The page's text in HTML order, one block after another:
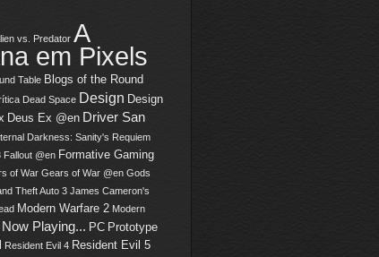
vs. Predator A
em Pixels
Table Blogs of the Round
Dead Space Design Design
Deus Ex @en Driver San
Darkness: Sanity's Requiem
Fallout @en Formative Gaming
of War Gears of War @en Gods
Theft Auto 3 James Cameron's
Modern Warfare 2 Modern
Now Playing... PC Prototype
Resident Evil 4 Resident Evil 5